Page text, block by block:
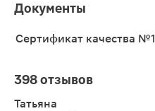
Документы
Сертификат качества №1
398 отзывов
Татьяна